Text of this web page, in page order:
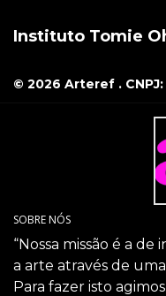
Instituto Tomie
© 2026 Arteref .
SOBRE NÓS
“Nossa missão é a
a arte através de
Para fazer isto